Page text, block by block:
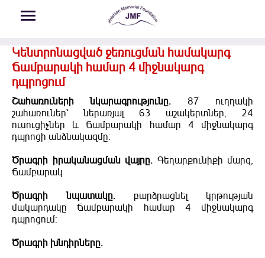
Կենտրոնացված ջեռուցման համակարգ
Ճամբարակի համար 4 միջնակարգ
դպրոցում
Շահառուների նկարագրությունը. 87 ուղղակի
շահառուներ՝ ներառյալ 63 աշակերտներ, 24
ուսուցիչներ և Ճամբարակի համար 4 միջնակարգ
դպրոցի անձնակազմը:
Ծրագրի իրականացման վայրը. Գեղարքունիքի մարզ,
Ճամբարակ
Ծրագրի նպատակը. բարձրացնել կրթության
մակարդակը Ճամբարակի համար 4 միջնակարգ
դպրոցում:
Ծրագրի խնդիրները.